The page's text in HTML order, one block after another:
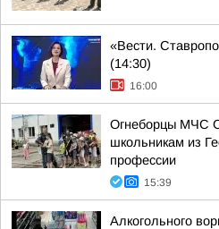
«Вести.
(14:30)
16:00
Огнеборцы МЧС
школьникам из
профессии
15:39
Алкогольного